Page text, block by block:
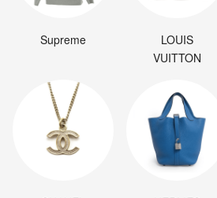
Supreme
LOUIS
VUITTON